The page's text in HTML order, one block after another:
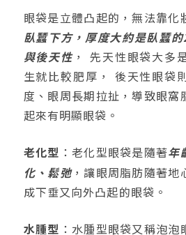
眼袋是立體凸起的，無法靠化
臥蠶下方，厚度大約是臥蠶
與後天性 ， 先天性眼袋大多
生就比較肥厚， 後天性眼袋
度、眼周長期拉扯，導致眼窩
起來有明顯眼袋。
老化型 ：老化型眼袋是隨著年
化、鬆弛，讓眼周脂肪隨著地
成下垂又向外凸起的眼袋。
水腫型 ：水腫型眼袋又稱泡泡